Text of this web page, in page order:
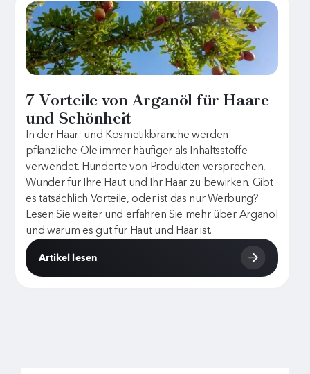
7 Vorteile von Arganöl für Haare
und Schönheit
In der Haar- und Kosmetikbranche werden
pflanzliche Öle immer häufiger als Inhaltsstoffe
verwendet. Hunderte von Produkten versprechen,
Wunder für Ihre Haut und Ihr Haar zu bewirken. Gibt
es tatsächlich Vorteile, oder ist das nur Werbung?
Lesen Sie weiter und erfahren Sie mehr über Arganöl
und warum es gut für Haut und Haar ist.
Artikel lesen